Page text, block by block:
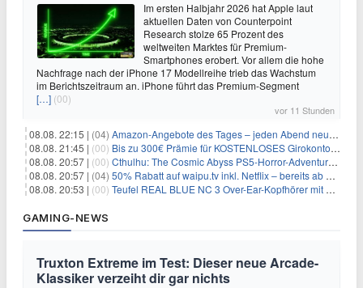
Im ersten Halbjahr 2026 hat Apple laut
aktuellen Daten von Counterpoint
Research stolze 65 Prozent des
weltweiten Marktes für Premium-
Smartphones erobert. Vor allem die hohe
Nachfrage nach der iPhone 17 Modellreihe trieb das Wachstum
im Berichtszeitraum an. iPhone führt das Premium-Segment
[…] (00)
vor 11 Stunden
08.08. 22:15 | (04) Amazon-Angebote des Tages – jeden Abend neue Deals zum Stöbern
08.08. 21:45 | (00) Bis zu 300€ Prämie für KOSTENLOSES Girokonto bei der Santander – 50€ schon nach 1 Woche!
08.08. 20:57 | (00) Cthulhu: The Cosmic Abyss PS5-Horror-Adventure für 27,99€
08.08. 20:57 | (04) 50% Rabatt auf waipu.tv inkl. Netflix – bereits ab 9€/Monat (statt 17,99€)
08.08. 20:53 | (00) Teufel REAL BLUE NC 3 Over-Ear-Kopfhörer mit ANC für 149,99€
GAMING-NEWS
Truxton Extreme im Test: Dieser neue Arcade-
Klassiker verzeiht dir gar nichts